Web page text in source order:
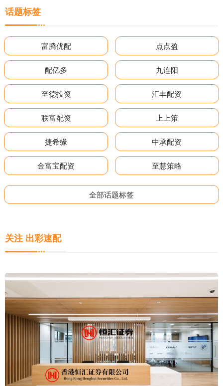
话题标签
富腾优配 点点盈
配亿多 九连阳
至德投资 汇丰配资
联富配资 上上策
捷希缘 中承配资
金富宝配资 至慧策略
全部话题标签
关注 出彩速配